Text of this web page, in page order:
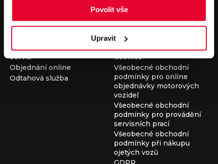
Povolit vše
Upravit
Novinky
Kariéra
Servis
Objednání online
Odtahová služba
Důležité odkazy
Cookies
Všeobecné obchodní
podmínky pro online
objednávky motorových
vozidel
Všeobecné obchodní
podmínky pro provádění
servisních prací
Všeobecné obchodní
podmínky při nákupu
ojetých vozů